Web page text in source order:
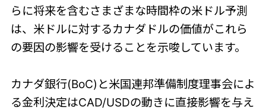
らに将来を含むさまざまな時間枠の米ドル予測
は、米ドルに対するカナダドルの価値がこれら
の要因の影響を受けることを示唆しています。
カナダ銀行(BoC)と米国連邦準備制度理事会によ
る金利決定はCAD/USDの動きに直接影響を与え